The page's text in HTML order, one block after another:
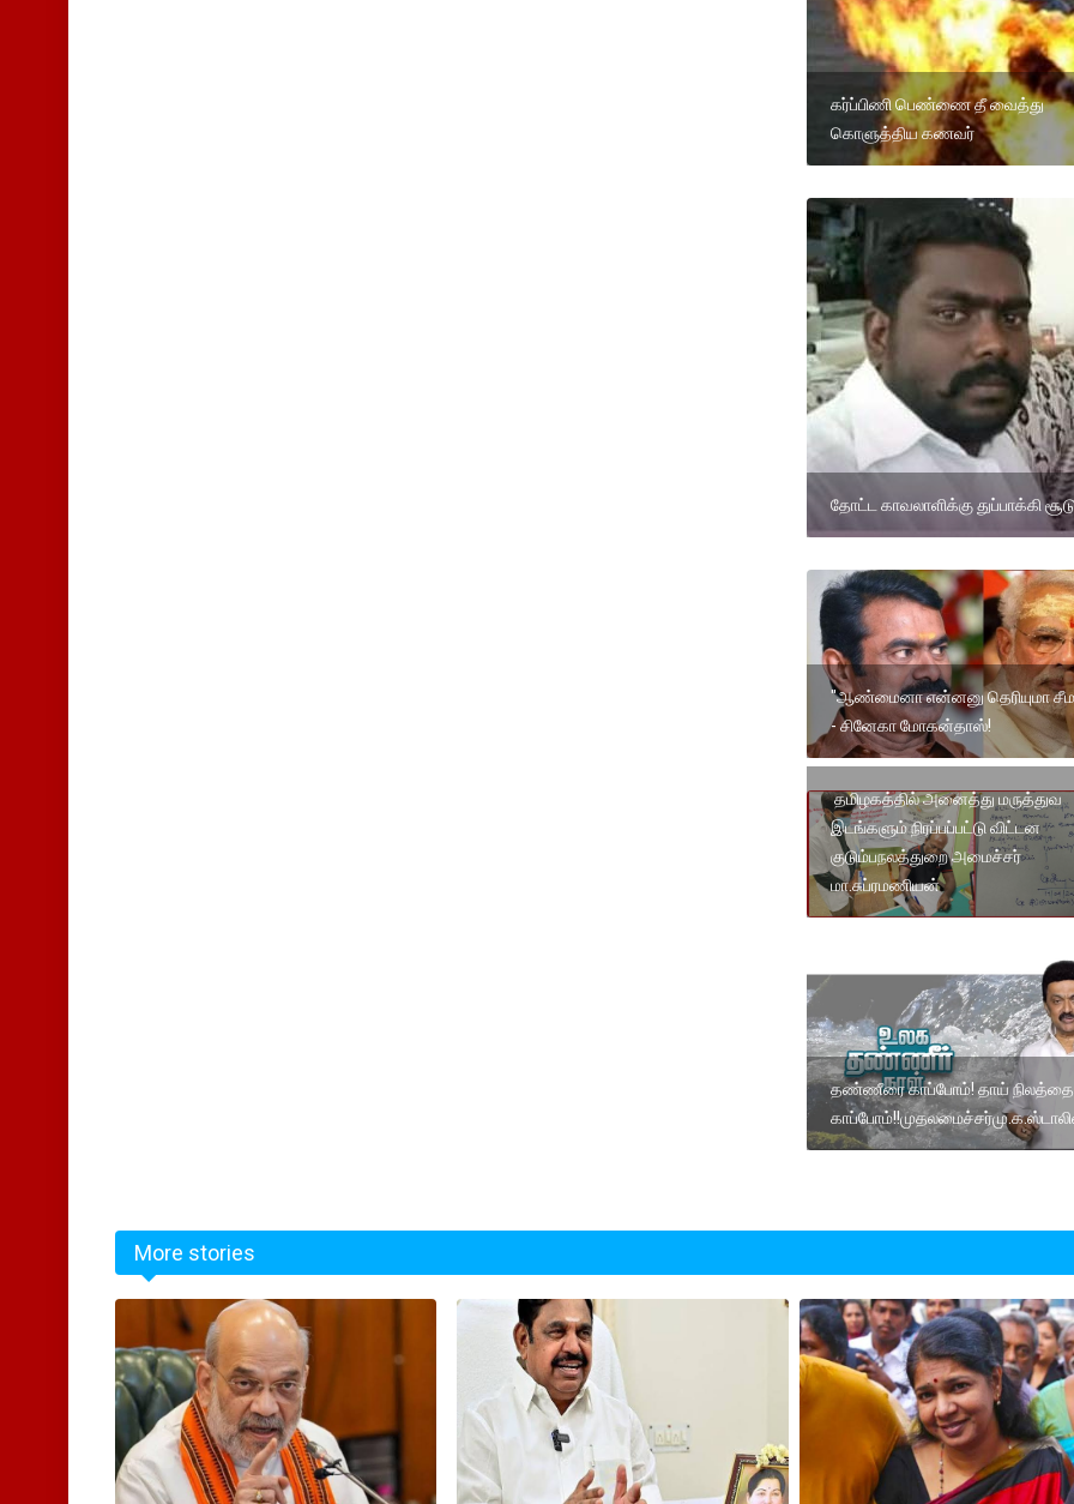
கர்ப்பிணி பெண்ணை தீ வைத்து
கொளுத்திய கணவர்
தோட்ட காவலாளிக்கு துப்பாக்கி
"ஆண்மைனா என்னனு தெரியுமா
- சினேகா மோகன்தாஸ்!
தமிழகத்தில் அனைத்து மருத்துவ
இடங்களும் நிரப்பப்பட்டு விட்டன
குடும்பநலத்துறை அமைச்சர்
மா.சுப்ரமணியன்
தண்ணீரை காப்போம்! தாய் நிலத்தை
More stories